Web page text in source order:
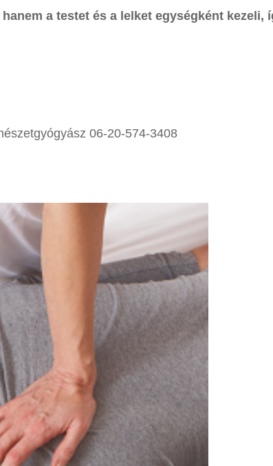
a testet és a lelket egységként kezeli,
06-20-574-3408